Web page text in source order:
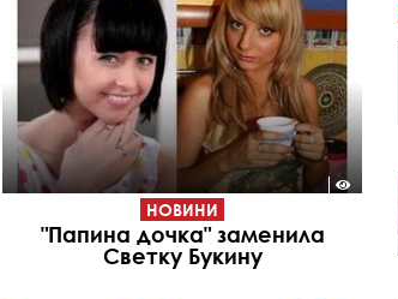
НОВИНИ
"Папина дочка" заменила
Светку Букину